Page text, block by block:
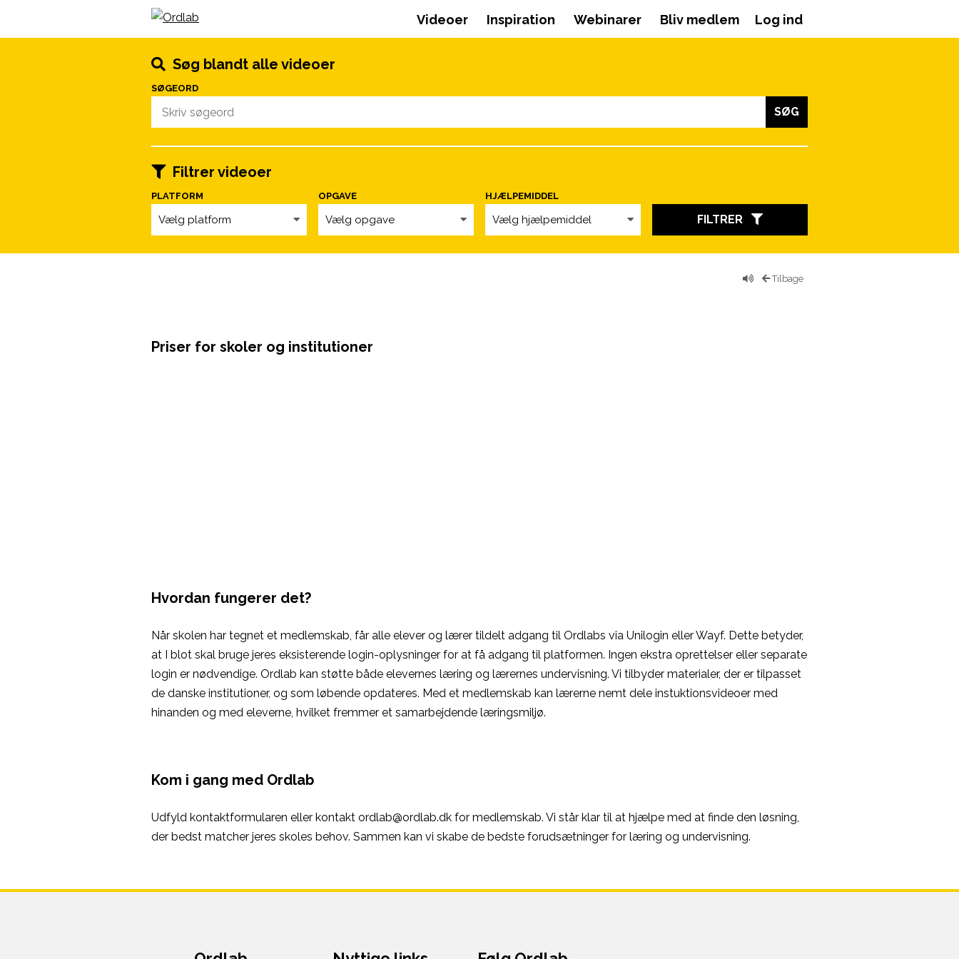
Spring til indhold Videoer Inspiration Webinarer Bliv medlem Log ind
Søg blandt alle videoer
SØGEORD
SØG
Filtrer videoer
PLATFORM
Vælg platform
OPGAVE
Vælg opgave
HJÆLPEMIDDEL
Vælg hjælpemiddel
Tilbage
Priser for skoler og institutioner
Hvordan fungerer det?
Når skolen har tegnet et medlemskab, får alle elever og lærer tildelt adgang til Ordlabs via Unilogin eller Wayf. Dette betyder,
at I blot skal bruge jeres eksisterende login-oplysninger for at få adgang til platformen. Ingen ekstra oprettelser eller separate
login er nødvendige. Ordlab kan støtte både elevernes læring og lærernes undervisning. Vi tilbyder materialer, der er tilpasset
de danske institutioner, og som løbende opdateres. Med et medlemskab kan lærerne nemt dele instuktionsvideoer med
hinanden og med eleverne, hvilket fremmer et samarbejdende læringsmiljø.
Kom i gang med Ordlab
Udfyld kontaktformularen eller kontakt ordlab@ordlab.dk for medlemskab. Vi står klar til at hjælpe med at finde den løsning,
der bedst matcher jeres skoles behov. Sammen kan vi skabe de bedste forudsætninger for læring og undervisning.